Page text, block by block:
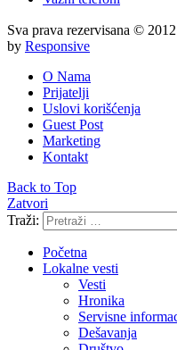
Sva prava rezervisana ©
by Responsive
O Nama
Prijatelji
Uslovi korišćenja
Guest Post
Marketing
Kontakt
Back to Top
Zatvori
Traži:
Početna
Lokalne vesti
Vesti
Hronika
Servisne
Dešavanja